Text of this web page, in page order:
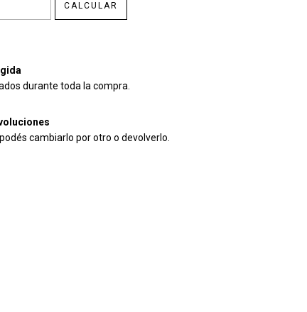
CALCULAR
durante toda la compra.
cambiarlo por otro o devolverlo.